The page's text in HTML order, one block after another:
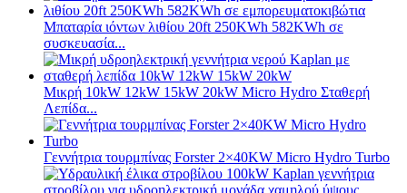
Μπαταρία ιόντων λιθίου 20ft 250KWh 582KWh σε
συσκευασία...
Μικρή 10kW 12kW 15kW 20kW Micro Hydro Σταθερή
Λεπίδα...
Γεννήτρια τουρμπίνας Forster 2×40KW Micro Hydro Turbo